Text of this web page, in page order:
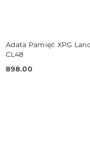
Adata Pamięć XPG
CL48
Cena:
898.00